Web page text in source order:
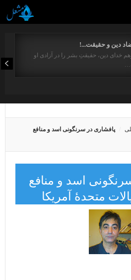
دین و حقیقت...!
خدای دین، حقیقتِ بشر را در آزادی او
پافشاری در سرنگونی اسد و منافع
اسد و منافع
متحدۀ آمریکا